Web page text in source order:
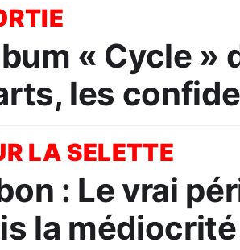
« Cycle »
les
LA SELETTE
: Le vrai
la